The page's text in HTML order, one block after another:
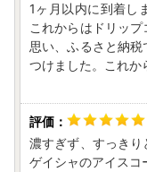
【詐欺サイトにご注
ふるさと納税の画
イトが確認されてい
怪しいと感じた場
認いただく等、悪
糸島市でのふるさと
は、公式HPにてご
1ヶ月以内に到着し
これからはドリッ
思い、ふるさと納
つけました。これか
濃すぎず、すっきり
ゲイシャのアイスコ